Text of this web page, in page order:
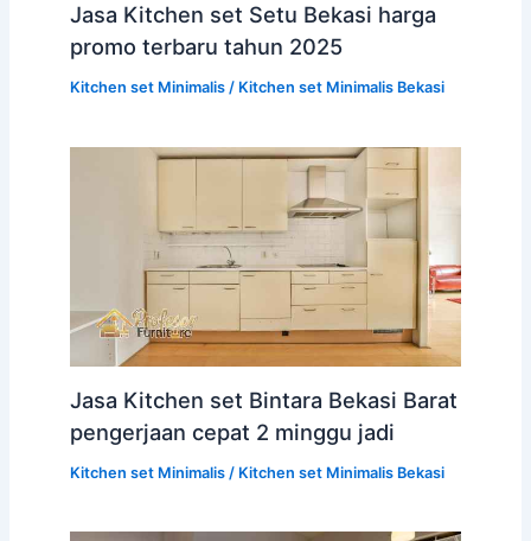
Jasa Kitchen set Setu Bekasi harga
promo terbaru tahun 2025
Kitchen set Minimalis/ Kitchen set Minimalis Bekasi
Jasa Kitchen set Bintara Bekasi Barat
pengerjaan cepat 2 minggu jadi
Kitchen set Minimalis/ Kitchen set Minimalis Bekasi